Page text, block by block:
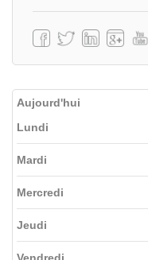
Aujourd'hui
Lundi
Mardi
Mercredi
Jeudi
Vendredi